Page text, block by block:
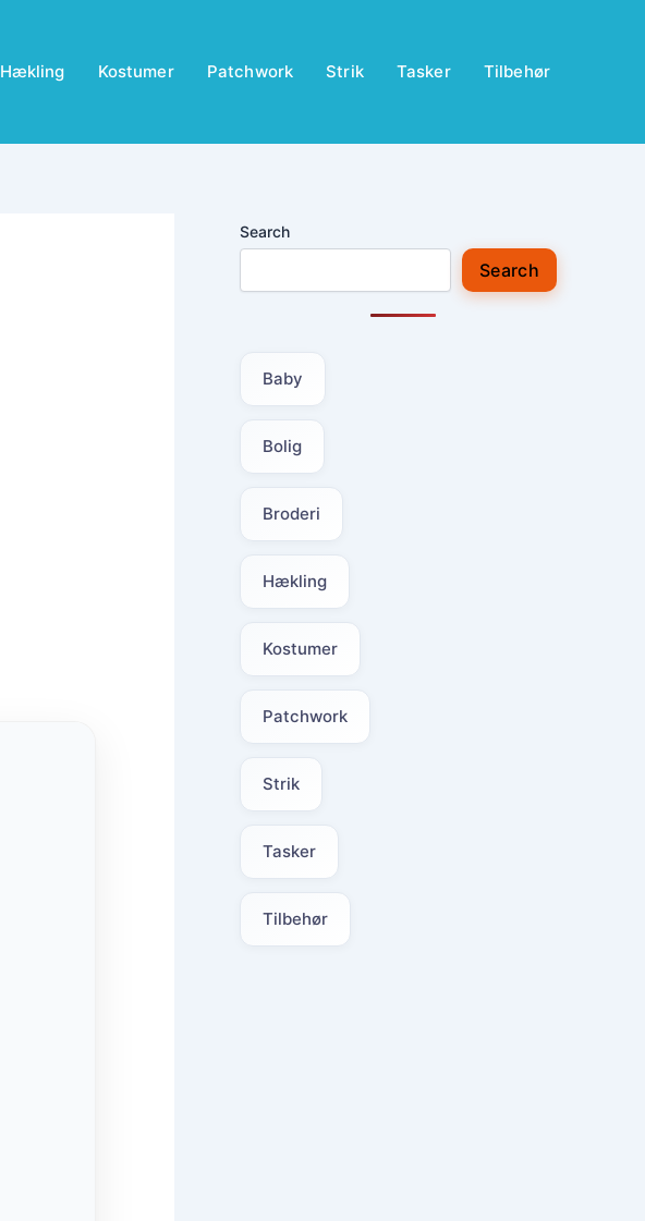
Hækling Kostumer Patchwork Strik Tasker Tilbehør
Search
Search
Baby
Bolig
Broderi
Hækling
Kostumer
Patchwork
Strik
Tasker
Tilbehør